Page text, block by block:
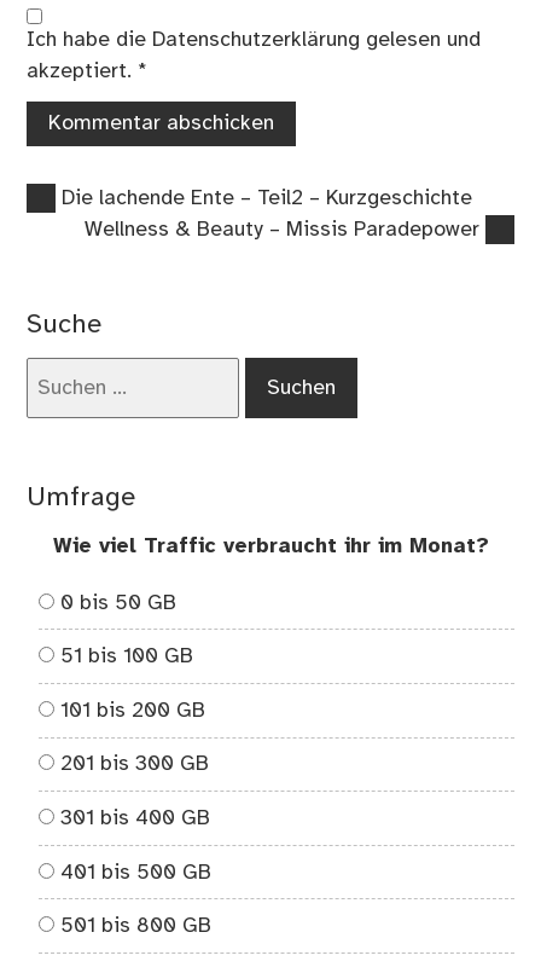
Ich habe die Datenschutzerklärung gelesen und
akzeptiert. *
Beitragsnavigation
Vorheriger
Beitrag:
Die lachende Ente – Teil2 – Kurzgeschichte
Nächster
Wellness & Beauty – Missis Paradepower
Suche
Umfrage
Wie viel Traffic verbraucht ihr im Monat?
0 bis 50 GB
51 bis 100 GB
101 bis 200 GB
201 bis 300 GB
301 bis 400 GB
401 bis 500 GB
501 bis 800 GB